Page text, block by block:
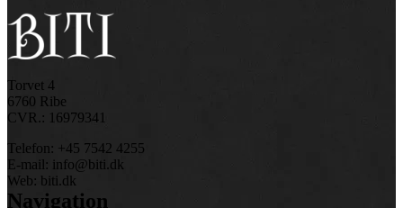
Torvet 4
6760 Ribe
CVR.: 16979341
Telefon: +45 7542 4255
E-mail: info@biti.dk
Web: biti.dk
Navigation